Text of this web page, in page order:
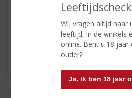
Leeftijdscheck
Wij vragen altijd naar
leeftijd, in de winkels
online. Bent u 18 jaar
ouder?
Ja, ik ben 18 jaar
Reviews
Schrijf een review
Er zijn nog geen reviews geplaatst
EXCL. BTW